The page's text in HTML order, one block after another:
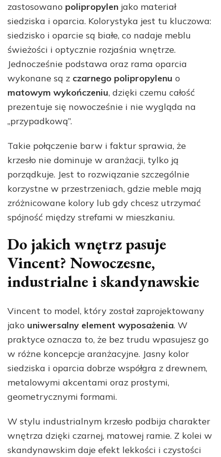
zastosowano polipropylen jako materiał
siedziska i oparcia. Kolorystyka jest tu kluczowa:
siedzisko i oparcie są białe, co nadaje meblu
świeżości i optycznie rozjaśnia wnętrze.
Jednocześnie podstawa oraz rama oparcia
wykonane są z czarnego polipropylenu o
matowym wykończeniu, dzięki czemu całość
prezentuje się nowocześnie i nie wygląda na
„przypadkową”.
Takie połączenie barw i faktur sprawia, że
krzesło nie dominuje w aranżacji, tylko ją
porządkuje. Jest to rozwiązanie szczególnie
korzystne w przestrzeniach, gdzie meble mają
zróżnicowane kolory lub gdy chcesz utrzymać
spójność między strefami w mieszkaniu.
Do jakich wnętrz pasuje
Vincent? Nowoczesne,
industrialne i skandynawskie
Vincent to model, który został zaprojektowany
jako uniwersalny element wyposażenia. W
praktyce oznacza to, że bez trudu wpasujesz go
w różne koncepcje aranżacyjne. Jasny kolor
siedziska i oparcia dobrze współgra z drewnem,
metalowymi akcentami oraz prostymi,
geometrycznymi formami.
W stylu industrialnym krzesło podbija charakter
wnętrza dzięki czarnej, matowej ramie. Z kolei w
skandynawskim daje efekt lekkości i czystości